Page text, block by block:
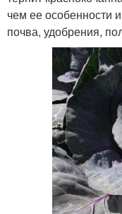
чем ее особенности
почва, удобрения,